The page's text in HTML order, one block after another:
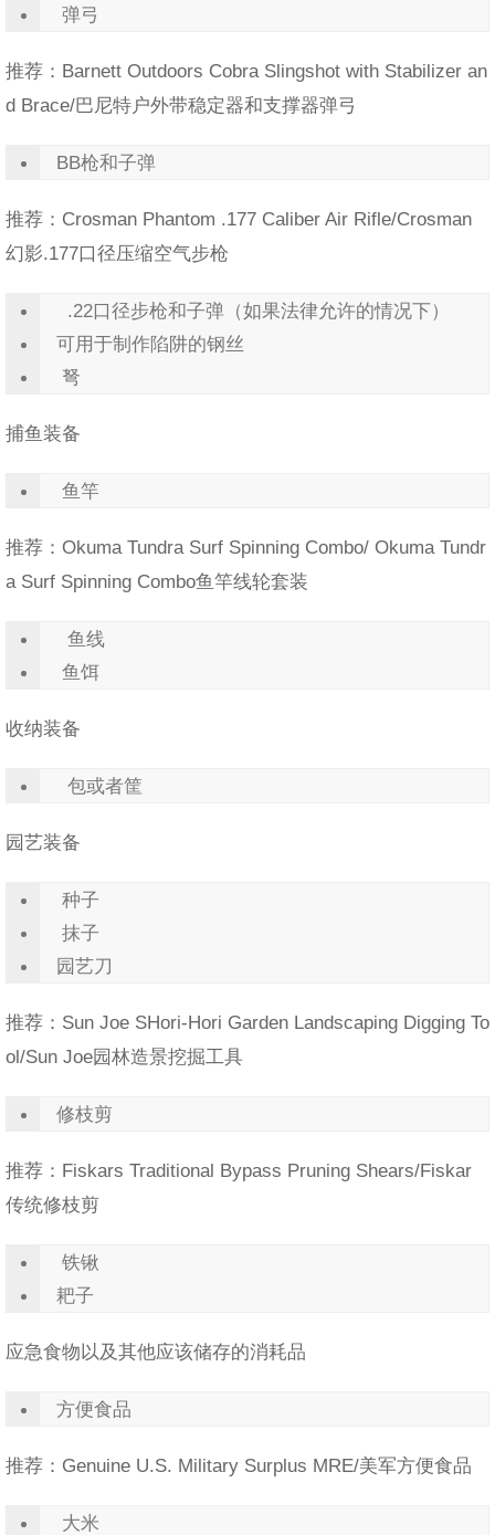
弹弓
推荐：Barnett Outdoors Cobra Slingshot with Stabilizer an
d Brace/巴尼特户外带稳定器和支撑器弹弓
BB枪和子弹
推荐：Crosman Phantom .177 Caliber Air Rifle/Crosman
幻影.177口径压缩空气步枪
.22口径步枪和子弹（如果法律允许的情况下）
可用于制作陷阱的钢丝
弩
捕鱼装备
鱼竿
推荐：Okuma Tundra Surf Spinning Combo/ Okuma Tundr
a Surf Spinning Combo鱼竿线轮套装
鱼线
鱼饵
收纳装备
包或者筐
园艺装备
种子
抹子
园艺刀
推荐：Sun Joe SHori-Hori Garden Landscaping Digging To
ol/Sun Joe园林造景挖掘工具
修枝剪
推荐：Fiskars Traditional Bypass Pruning Shears/Fiskar
传统修枝剪
铁锹
耙子
应急食物以及其他应该储存的消耗品
方便食品
推荐：Genuine U.S. Military Surplus MRE/美军方便食品
大米